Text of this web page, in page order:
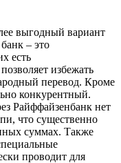
выгодный вариант
– это
есть
избежать
перевод. Кроме
конкурентный.
Райффайзенбанк нет
что существенно
суммах. Также
проводит для